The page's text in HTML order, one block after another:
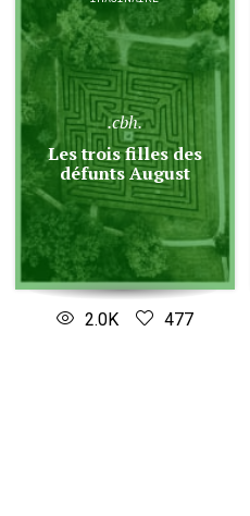
.cbh.
Les trois filles des
défunts August
2.0K 477